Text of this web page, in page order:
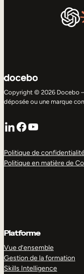
Copyright © 2026 Docebo
déposée ou une marque
LinkedIn
Facebook
YouTube
Politique de
Politique en matière de
Platforme
Vue d’ensemble
Gestion de la formation
Skills Intelligence